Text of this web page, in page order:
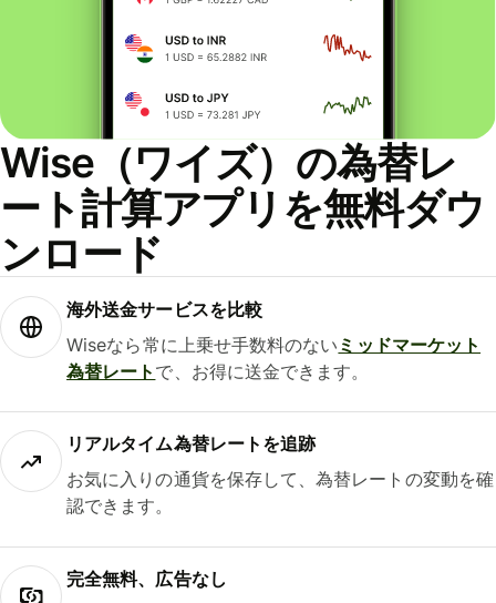
Wise（ワイズ）の為替レ
ート計算アプリを無料ダウ
ンロード
海外送金サービスを比較
Wiseなら常に上乗せ手数料のない ミッドマーケット
為替レート で、お得に送金できます。
リアルタイム為替レートを追跡
お気に入りの通貨を保存して、為替レートの変動を確
認できます。
完全無料、広告なし